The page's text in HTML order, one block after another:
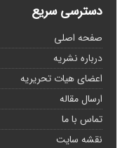
دسترسی سریع
صفحه اصلی
درباره نشریه
اعضای هیات تحریریه
ارسال مقاله
تماس با ما
نقشه سایت